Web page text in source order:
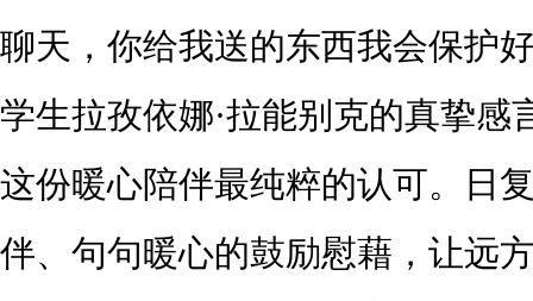
聊天，你给我送的东西我会保护
学生拉孜依娜·拉能别克的真挚感
这份暖心陪伴最纯粹的认可。日
伴、句句暖心的鼓励慰藉，让远